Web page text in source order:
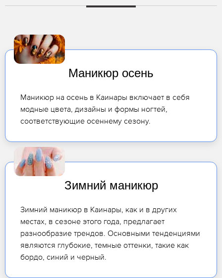
Маникюр осень
Маникюр на осень в Каинары включает в себя
модные цвета, дизайны и формы ногтей,
соответствующие осеннему сезону.
Зимний маникюр
Зимний маникюр в Каинары, как и в других
местах, в сезоне этого года, предлагает
разнообразие трендов. Основными тенденциями
являются глубокие, темные оттенки, такие как
бордо, синий и черный.